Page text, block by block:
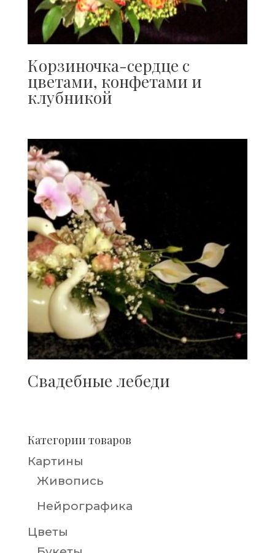
Корзиночка-сердце с
цветами, конфетами и
клубникой
Свадебные лебеди
Категории товаров
Картины
Живопись
Нейрографика
Цветы